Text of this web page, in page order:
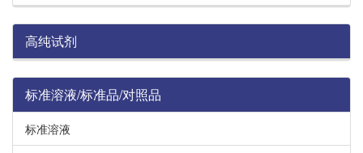
高纯试剂
标准溶液/标准品/对照品
标准溶液